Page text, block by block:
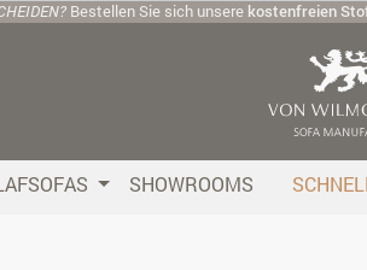
Bestellen Sie sich unsere kostenfreien
SHOWROOMS